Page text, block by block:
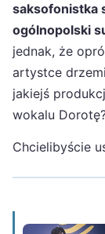
saksofonistka
ogólnopolski
jednak, że
artystce
jakiejś
wokalu
Chcielibyście